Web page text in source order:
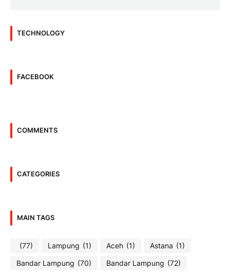
TECHNOLOGY
FACEBOOK
COMMENTS
CATEGORIES
MAIN TAGS
(77) Lampung (1) Aceh (1) Astana (1)
Bandar Lampung (70) Bandar Lampung (72)